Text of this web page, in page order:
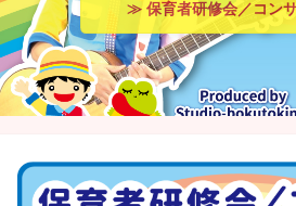
≫ 保育者研修会／コン